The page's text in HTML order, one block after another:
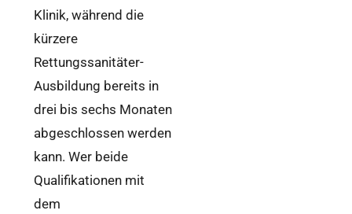
Klinik, während die
kürzere
Rettungssanitäter-
Ausbildung bereits in
drei bis sechs Monaten
abgeschlossen werden
kann. Wer beide
Qualifikationen mit
dem